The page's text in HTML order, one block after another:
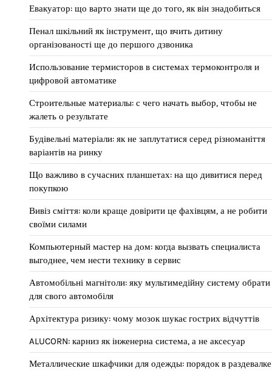
Евакуатор: що варто знати ще до того, як він знадобиться
Пенал шкільний як інструмент, що вчить дитину
організованості ще до першого дзвоника
Использование термисторов в системах термоконтроля и
цифровой автоматике
Строительные материалы: с чего начать выбор, чтобы не
жалеть о результате
Будівельні матеріали: як не заплутатися серед різноманіття
варіантів на ринку
Що важливо в сучасних планшетах: на що дивитися перед
покупкою
Вивіз сміття: коли краще довірити це фахівцям, а не робити
своїми силами
Компьютерный мастер на дом: когда вызвать специалиста
выгоднее, чем нести технику в сервис
Автомобільні магнітоли: яку мультимедійну систему обрати
для свого автомобіля
Архітектура ризику: чому мозок шукає гострих відчуттів
ALUCORN: карниз як інженерна система, а не аксесуар
Металлические шкафчики для одежды: порядок в раздевалке